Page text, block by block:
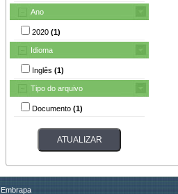
Ano
2020 (1)
Idioma
Inglês (1)
Tipo do arquivo
Documento (1)
Embrapa